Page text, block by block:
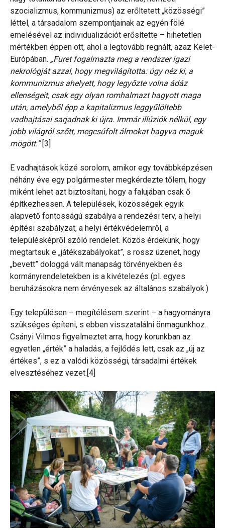
szocializmus, kommunizmus) az erőltetett „közösségi”
léttel, a társadalom szempontjainak az egyén fölé
emelésével az individualizációt erősítette – hihetetlen
mértékben éppen ott, ahol a legtovább regnált, azaz Kelet-
Európában. „Furet fogalmazta meg a rendszer igazi
nekrológját azzal, hogy megvilágította: úgy néz ki, a
kommunizmus ahelyett, hogy legyőzte volna ádáz
ellenségeit, csak egy olyan romhalmazt hagyott maga
után, amelyből épp a kapitalizmus leggyűlöltebb
vadhajtásai sarjadnak ki újra. Immár illúziók nélkül, egy
jobb világról szőtt, megcsúfolt álmokat hagyva maguk
mögött.” [3]
E vadhajtások közé sorolom, amikor egy továbbképzésen
néhány éve egy polgármester megkérdezte tőlem, hogy
miként lehet azt biztosítani, hogy a falujában csak ő
építkezhessen. A települések, közösségek egyik
alapvető fontosságú szabálya a rendezési terv, a helyi
építési szabályzat, a helyi értékvédelemről, a
településképről szóló rendelet. Közös érdekünk, hogy
megtartsuk e „játékszabályokat”, s rossz üzenet, hogy
„bevett” dologgá vált manapság törvényekben és
kormányrendeletekben is a kivételezés (pl. egyes
beruházásokra nem érvényesek az általános szabályok.)
Egy településen – megítélésem szerint – a hagyományra
szükséges építeni, s ebben visszatalálni önmagunkhoz.
Csányi Vilmos figyelmeztet arra, hogy korunkban az
egyetlen „érték” a haladás, a fejlődés lett, csak az „új az
értékes”, s ez a valódi közösségi, társadalmi értékek
elvesztéséhez vezet.[4]